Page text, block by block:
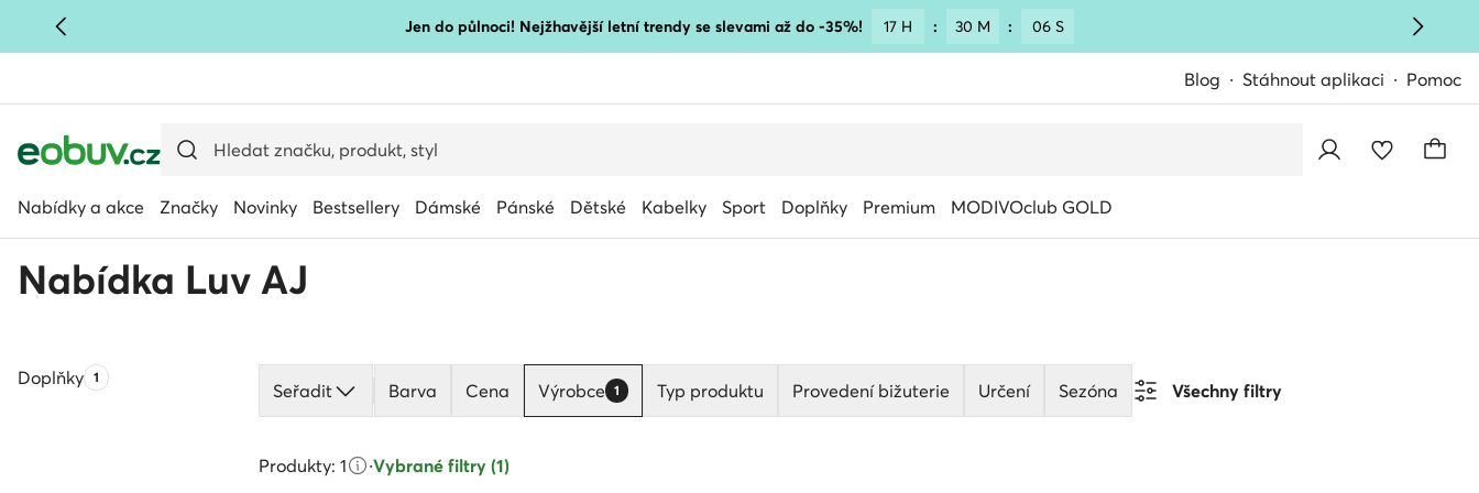
PŘEJÍT NA HLAVNÍ OBSAH Jen do půlnoci! Nejžhavější letní trendy se slevami až do -35%! 17 H : 30 M : 05 S
Blog Stáhnout aplikaci Pomoc
Nabídky a akce Značky Novinky Bestsellery Dámské Pánské Dětské Kabelky Sport Doplňky Premium MODIVOclub GOLD
Nabídka Luv AJ
DoplňkyPočet produktů:
1
Seřadit Barva Cena Výrobce 1 Typ produktu Provedení bižuterie Určení Sezóna Všechny filtry
Produkty: 1 ·Vybrané filtry (1)